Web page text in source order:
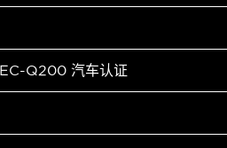
Q200 汽车认证